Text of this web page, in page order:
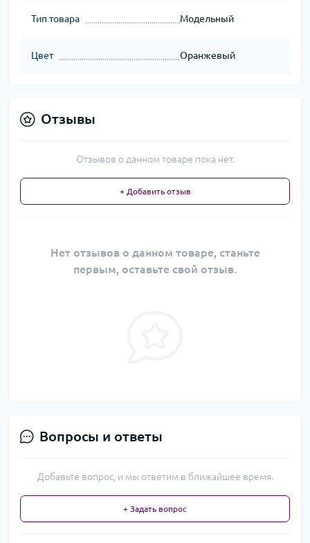
Тип товара Модельный
Цвет Оранжевый
Отзывы
Отзывов о данном товаре пока нет.
+ Добавить отзыв
Нет отзывов о данном товаре, станьте
первым, оставьте свой отзыв.
Вопросы и ответы
Добавьте вопрос, и мы ответим в ближайшее время.
+ Задать вопрос